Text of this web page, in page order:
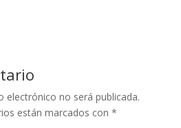
electrónico no será publicada.
están marcados con *